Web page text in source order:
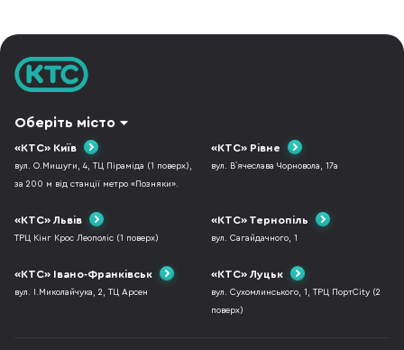
Оберіть місто
«КТС» Київ
вул. О.Мишуги, 4, ТЦ Піраміда (1 поверх),
за 200 м від станції метро «Позняки».
«КТС» Рівне
вул. В`ячеслава Чорновола, 17а
«КТС» Львів
ТРЦ Кінг Крос Леополіс (1 поверх)
«КТС» Тернопіль
вул. Сагайдачного, 1
«КТС» Івано-Франківськ
вул. І.Миколайчука, 2, ТЦ Арсен
«КТС» Луцьк
вул. Сухомлинського, 1, ТРЦ ПортCity (2
поверх)